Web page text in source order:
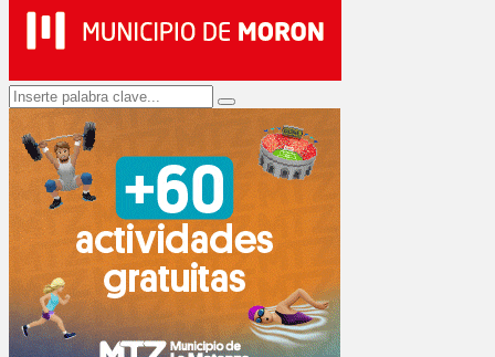
Search
for:
Search